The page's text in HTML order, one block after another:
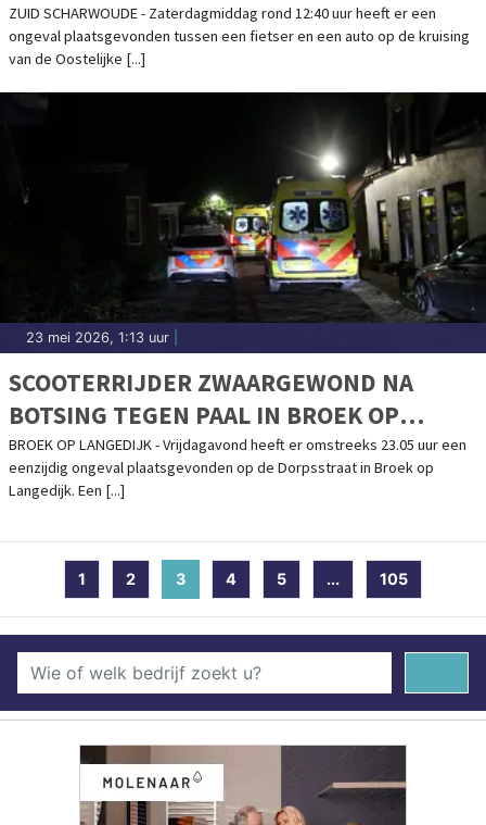
ZUID SCHARWOUDE - Zaterdagmiddag rond 12:40 uur heeft er een
ongeval plaatsgevonden tussen een fietser en een auto op de kruising
van de Oostelijke [...]
23 mei 2026, 1:13 uur
SCOOTERRIJDER ZWAARGEWOND NA
BOTSING TEGEN PAAL IN BROEK OP
LANGEDIJK
BROEK OP LANGEDIJK - Vrijdagavond heeft er omstreeks 23.05 uur een
eenzijdig ongeval plaatsgevonden op de Dorpsstraat in Broek op
Langedijk. Een [...]
1 2 3 (current)
4 5 ... 105